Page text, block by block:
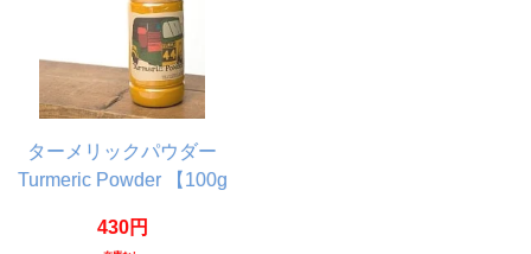
ターメリックパウダー
Turmeric Powder 【100g
430円